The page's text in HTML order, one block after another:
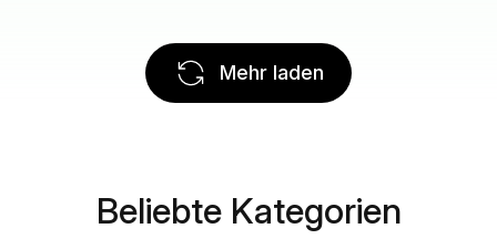
Mehr laden
Beliebte Kategorien